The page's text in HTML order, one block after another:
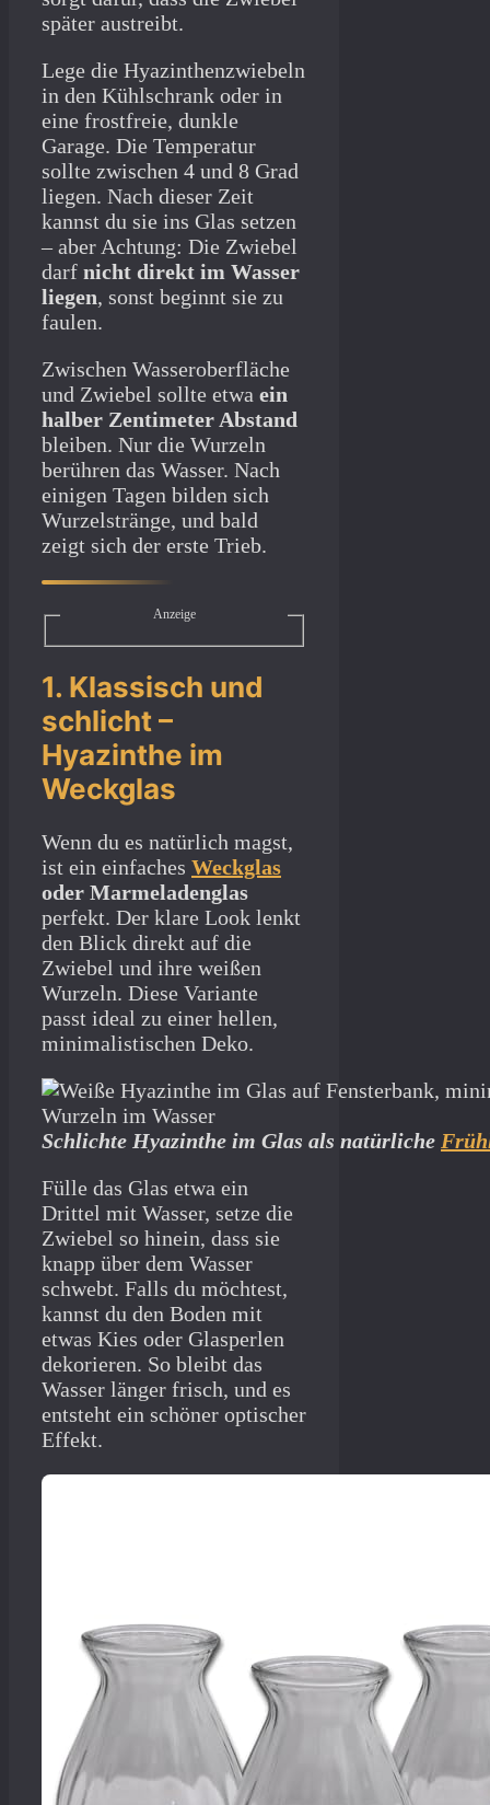
später austreibt.
Lege die Hyazinthenzwiebeln
in den Kühlschrank oder in
eine frostfreie, dunkle
Garage. Die Temperatur
sollte zwischen 4 und 8 Grad
liegen. Nach dieser Zeit
kannst du sie ins Glas setzen
– aber Achtung: Die Zwiebel
darf nicht direkt im Wasser
liegen, sonst beginnt sie zu
faulen.
Zwischen Wasseroberfläche
und Zwiebel sollte etwa ein
halber Zentimeter Abstand
bleiben. Nur die Wurzeln
berühren das Wasser. Nach
einigen Tagen bilden sich
Wurzelstränge, und bald
zeigt sich der erste Trieb.
Anzeige
1. Klassisch und
schlicht –
Hyazinthe im
Weckglas
Wenn du es natürlich magst,
ist ein einfaches Weckglas
oder Marmeladenglas
perfekt. Der klare Look lenkt
den Blick direkt auf die
Zwiebel und ihre weißen
Wurzeln. Diese Variante
passt ideal zu einer hellen,
minimalistischen Deko.
Schlichte Hyazinthe im Glas als natürliche
Fülle das Glas etwa ein
Drittel mit Wasser, setze die
Zwiebel so hinein, dass sie
knapp über dem Wasser
schwebt. Falls du möchtest,
kannst du den Boden mit
etwas Kies oder Glasperlen
dekorieren. So bleibt das
Wasser länger frisch, und es
entsteht ein schöner optischer
Effekt.